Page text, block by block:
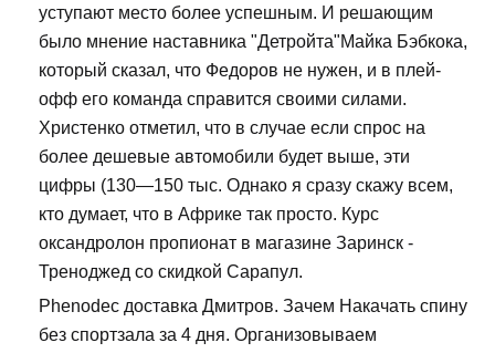
уступают место более успешным. И решающим
было мнение наставника "Детройта"Майка Бэбкока,
который сказал, что Федоров не нужен, и в плей-
офф его команда справится своими силами.
Христенко отметил, что в случае если спрос на
более дешевые автомобили будет выше, эти
цифры (130—150 тыс. Однако я сразу скажу всем,
кто думает, что в Африке так просто. Курс
оксандролон пропионат в магазине Заринск -
Треноджед со скидкой Сарапул.
Phenodec доставка Дмитров. Зачем Накачать спину
без спортзала за 4 дня. Организовываем